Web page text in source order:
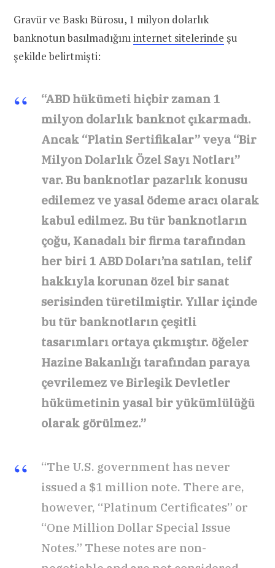
Gravür ve Baskı Bürosu, 1 milyon dolarlık
banknotun basılmadığınıinternet sitelerinde şu
şekilde belirtmişti:
“ABD hükümeti hiçbir zaman 1
milyon dolarlık banknot çıkarmadı.
Ancak “Platin Sertifikalar” veya “Bir
Milyon Dolarlık Özel Sayı Notları”
var. Bu banknotlar pazarlık konusu
edilemez ve yasal ödeme aracı olarak
kabul edilmez. Bu tür banknotların
çoğu, Kanadalı bir firma tarafından
her biri 1 ABD Doları’na satılan, telif
hakkıyla korunan özel bir sanat
serisinden türetilmiştir. Yıllar içinde
bu tür banknotların çeşitli
tasarımları ortaya çıkmıştır. öğeler
Hazine Bakanlığı tarafından paraya
çevrilemez ve Birleşik Devletler
hükümetinin yasal bir yükümlülüğü
olarak görülmez.”
“The U.S. government has never
issued a $1 million note. There are,
however, “Platinum Certificates” or
“One Million Dollar Special Issue
Notes.” These notes are non-